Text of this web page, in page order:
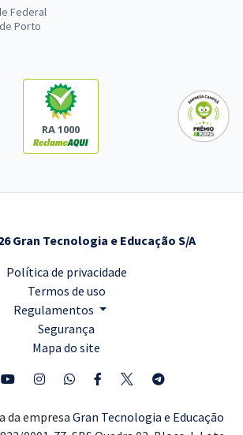
Federal
Porto
RA 1000
Gran Tecnologia e Educação S/A
Política de privacidade
Termos de uso
Regulamentos
Segurança
Mapa do site
da empresa Gran Tecnologia e Educação